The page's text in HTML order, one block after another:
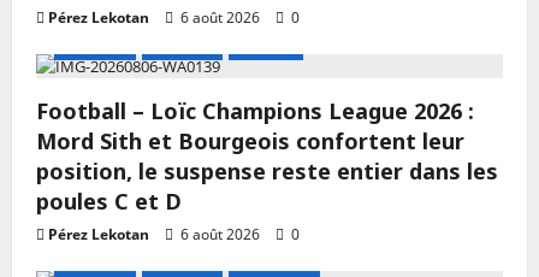
Pérez Lekotan 6 août 2026
0
Football – Loïc Champions League 2026 :
Mord Sith et Bourgeois confortent leur
position, le suspense reste entier dans les
poules C et D
Pérez Lekotan 6 août 2026
0